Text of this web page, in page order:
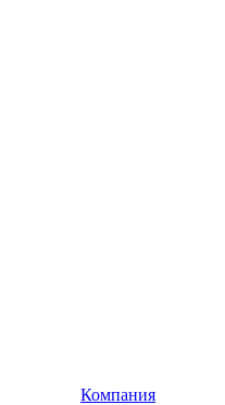
Компания